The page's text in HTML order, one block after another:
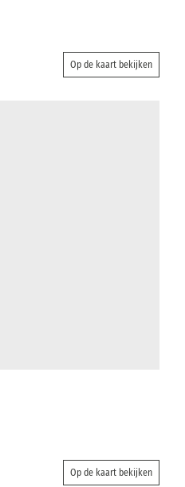
Op de kaart bekijken
Op de kaart bekijken